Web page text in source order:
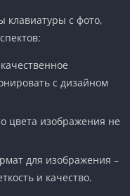
клавиатуры с фото,
с дизайном
цвета изображения не
для изображения –
и качество.